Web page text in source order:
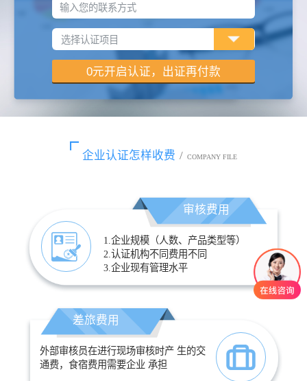
输入您的联系方式
企业认证怎样收费 / COMPANY FILE
审核费用
1.企业规模（人数、产品类型等）
2.认证机构不同费用不同
3.企业现有管理水平
差旅费用
外部审核员在进行现场审核时产 生的交
通费，食宿费用需要企业 承担